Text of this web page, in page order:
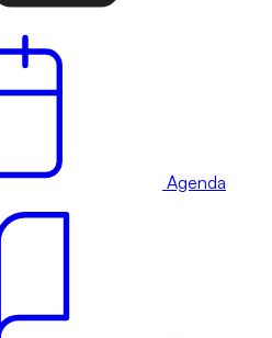
Agenda